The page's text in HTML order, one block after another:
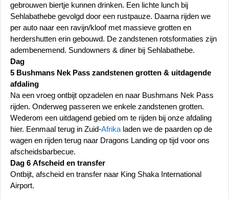
gebrouwen biertje kunnen drinken. Een lichte lunch bij
Sehlabathebe gevolgd door een rustpauze. Daarna rijden we
per auto naar een ravijn/kloof met massieve grotten en
herdershutten erin gebouwd. De zandstenen rotsformaties zijn
adembenemend. Sundowners & diner bij Sehlabathebe.
Dag
5 Bushmans Nek Pass zandstenen grotten & uitdagende
afdaling
Na een vroeg ontbijt opzadelen en naar Bushmans Nek Pass
rijden. Onderweg passeren we enkele zandstenen grotten.
Wederom een uitdagend gebied om te rijden bij onze afdaling
hier. Eenmaal terug in Zuid-Afrika laden we de paarden op de
wagen en rijden terug naar Dragons Landing op tijd voor ons
afscheidsbarbecue.
Dag 6 Afscheid en transfer
Ontbijt, afscheid en transfer naar King Shaka International
Airport.